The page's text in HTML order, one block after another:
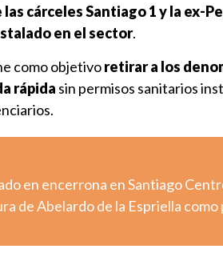
las cárceles Santiago 1 y la ex-
en el sector.
como objetivoretirar a los
rápida sin permisos sanitarios
en encerrona en Santiago
de Abelardo de la Espriella